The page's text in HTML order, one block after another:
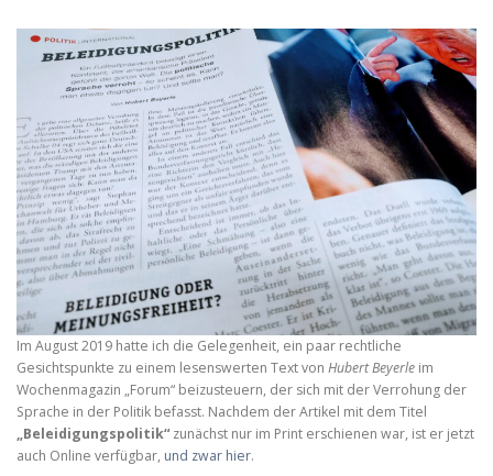
Im August 2019 hatte ich die Gelegenheit, ein paar rechtliche
Gesichtspunkte zu einem lesenswerten Text von Hubert Beyerle im
Wochenmagazin „Forum“ beizusteuern, der sich mit der Verrohung der
Sprache in der Politik befasst. Nachdem der Artikel mit dem Titel
„Beleidigungspolitik“zunächst nur im Print erschienen war, ist er jetzt
auch Online verfügbar, und zwar hier.